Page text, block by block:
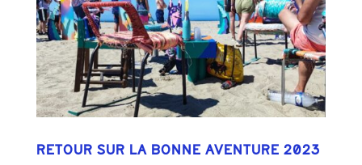
RETOUR SUR LA BONNE AVENTURE 2023